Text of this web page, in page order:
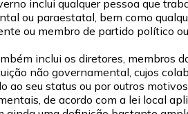
inclui qualquer pessoa que
ou paraestatal, bem como
ou membro de partido político
inclui os diretores, membros
não governamental, cujos
ao seu status ou por outros
de acordo com a lei local